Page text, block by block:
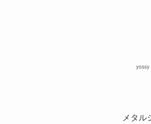
yossy
メタル